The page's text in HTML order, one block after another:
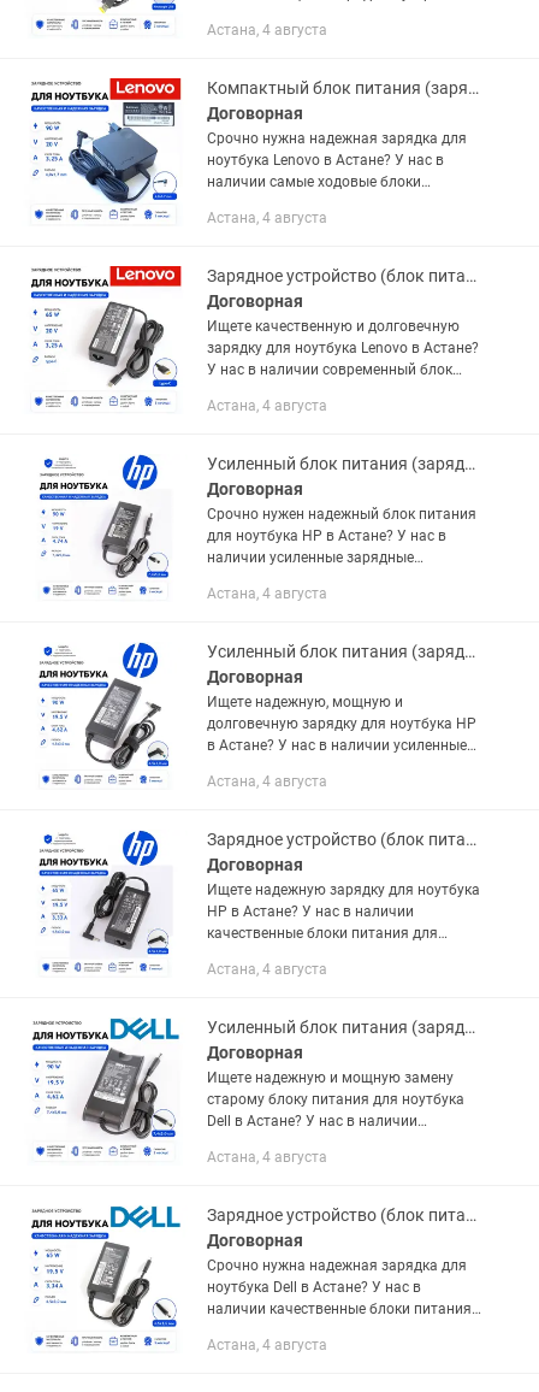
USB)! Этот адаптер выдает
Астана, 4 августа
Компактный блок питания (зарядка) для ноутбука Lenovo 20V 3.25A 65W тонкий
Договорная
Срочно нужна надежная зарядка для
ноутбука Lenovo в Астане? У нас в
наличии самые ходовые блоки
Yoga и офисных линеек! Этот адаптер в
Астана, 4 августа
Зарядное устройство (блок питания) для ноутбука Lenovo 20V 3.25A 65W Type-C
Договорная
Ищете качественную и долговечную
зарядку для ноутбука Lenovo в Астане?
У нас в наличии современный блок
Type-C! Этот адаптер — настоящий
Астана, 4 августа
Усиленный блок питания (зарядка) для ноутбука HP 19V 4.74A 90W толстый
Договорная
Срочно нужен надежный блок питания
для ноутбука HP в Астане? У нас в
наличии усиленные зарядные
моделей и бизнес-серий! Этот адаптер
Астана, 4 августа
Усиленный блок питания (зарядка) для ноутбука HP 19.5V 4.62A 90W тонкий
Договорная
Ищете надежную, мощную и
долговечную зарядку для ноутбука HP
в Астане? У нас в наличии усиленные
«синим штекером»! Этот адаптер
Астана, 4 августа
Зарядное устройство (блок питания) для ноутбука HP 19.5V 3.33A 65W тонкий
Договорная
Ищете надежную зарядку для ноутбука
HP в Астане? У нас в наличии
качественные блоки питания для
штекером»! Этот адаптер мощностью
безопасное...
Астана, 4 августа
Усиленный блок питания (зарядка) для ноутбука Dell 19.5V 4.62A 90W толстый
Договорная
Ищете надежную и мощную замену
старому блоку питания для ноутбука
Dell в Астане? У нас в наличии
90W для классических моделей и
силу...
Астана, 4 августа
Зарядное устройство (блок питания) для ноутбука Dell 19.5V 3.34A 65W тонкий
Договорная
Срочно нужна надежная зарядка для
ноутбука Dell в Астане? У нас в
наличии качественные блоки питания
компьютеров! Этот адаптер
Астана, 4 августа